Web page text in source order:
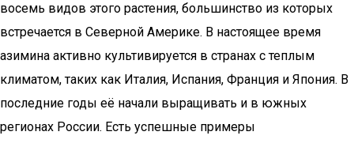
восемь видов этого растения, большинство из которых
встречается в Северной Америке. В настоящее время
азимина активно культивируется в странах с теплым
климатом, таких как Италия, Испания, Франция и Япония. В
последние годы её начали выращивать и в южных
регионах России. Есть успешные примеры